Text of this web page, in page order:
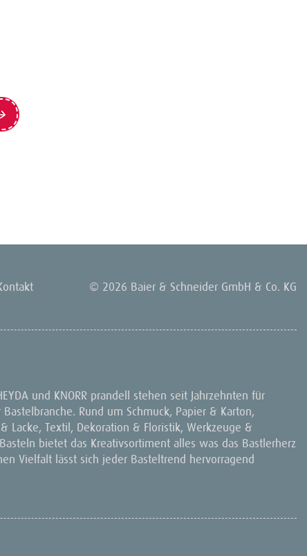
© 2026 Baier & Schneider GmbH & Co. KG
und KNORR prandell stehen seit Jahrzehnten für
Rund um Schmuck, Papier & Karton,
Lacke, Textil, Dekoration & Floristik, Werkzeuge &
bietet das Kreativsortiment alles was das Bastlerherz
Vielfalt lässt sich jeder Basteltrend hervorragend